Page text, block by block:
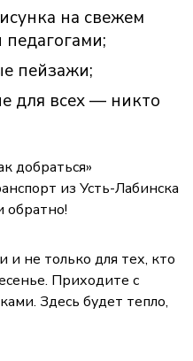
на свежем
пейзажи;
для всех — никто
добраться»
из Усть-Лабинска
обратно!
и не только для тех, кто
Приходите с
Здесь будет тепло,